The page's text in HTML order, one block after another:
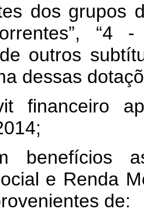
dos grupos
“4
de outros
dessas
financeiro
benefícios
e Renda
de: